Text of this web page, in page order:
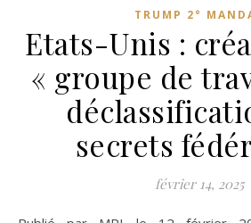
TRUMP 2°
Etats-Unis :
« groupe de
secrets
février 14, 2025